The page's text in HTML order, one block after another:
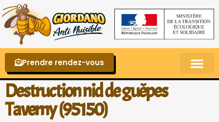
Prendre rendez-vous
Destruction nid de guêpes
Taverny (95150)